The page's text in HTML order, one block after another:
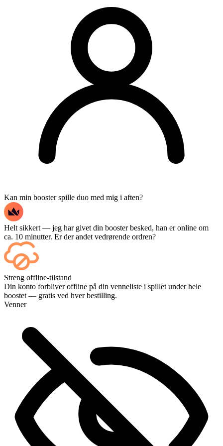
Kan min booster spille duo med mig i aften?
Helt sikkert — jeg har givet din booster besked, han er online om
ca. 10 minutter. Er der andet vedrørende ordren?
Ja – hver kamp vises på dit dashboard, så snart den er slut, og hvis
du vil se selve kampene, kan du tilføje Streaming ved kassen.
Streng offline-tilstand
Din konto forbliver offline på din venneliste i spillet under hele
boostet — gratis ved hver bestilling.
Venner